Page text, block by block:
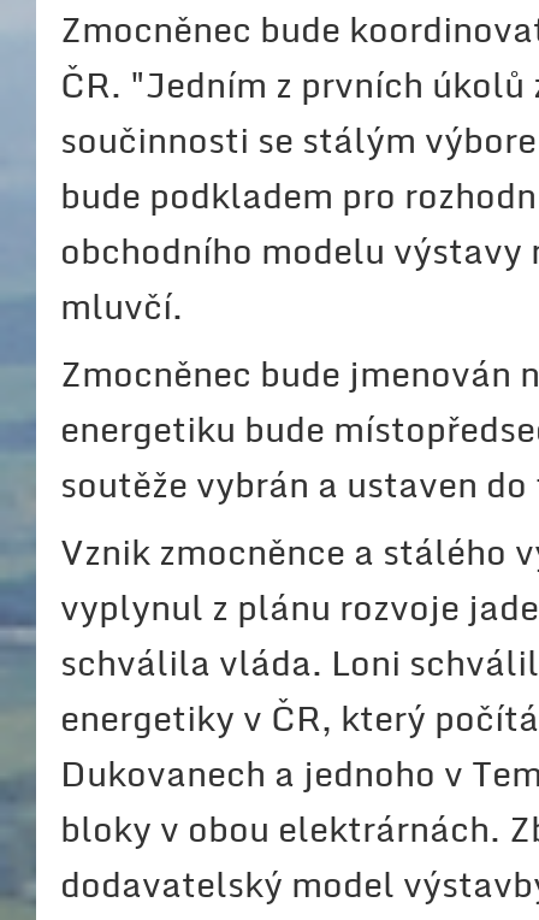
Zmocněnec bude
ČR. "Jedním z prvních
součinnosti se stálým
bude podkladem pro
obchodního modelu
mluvčí.
Zmocněnec bude jmenován
energetiku bude
soutěže vybrán a ustaven
Vznik zmocněnce a stálého
vyplynul z plánu rozvoje
schválila vláda. Loni
energetiky v ČR, který
Dukovanech a jednoho v
bloky v obou elektrárnách.
dodavatelský model